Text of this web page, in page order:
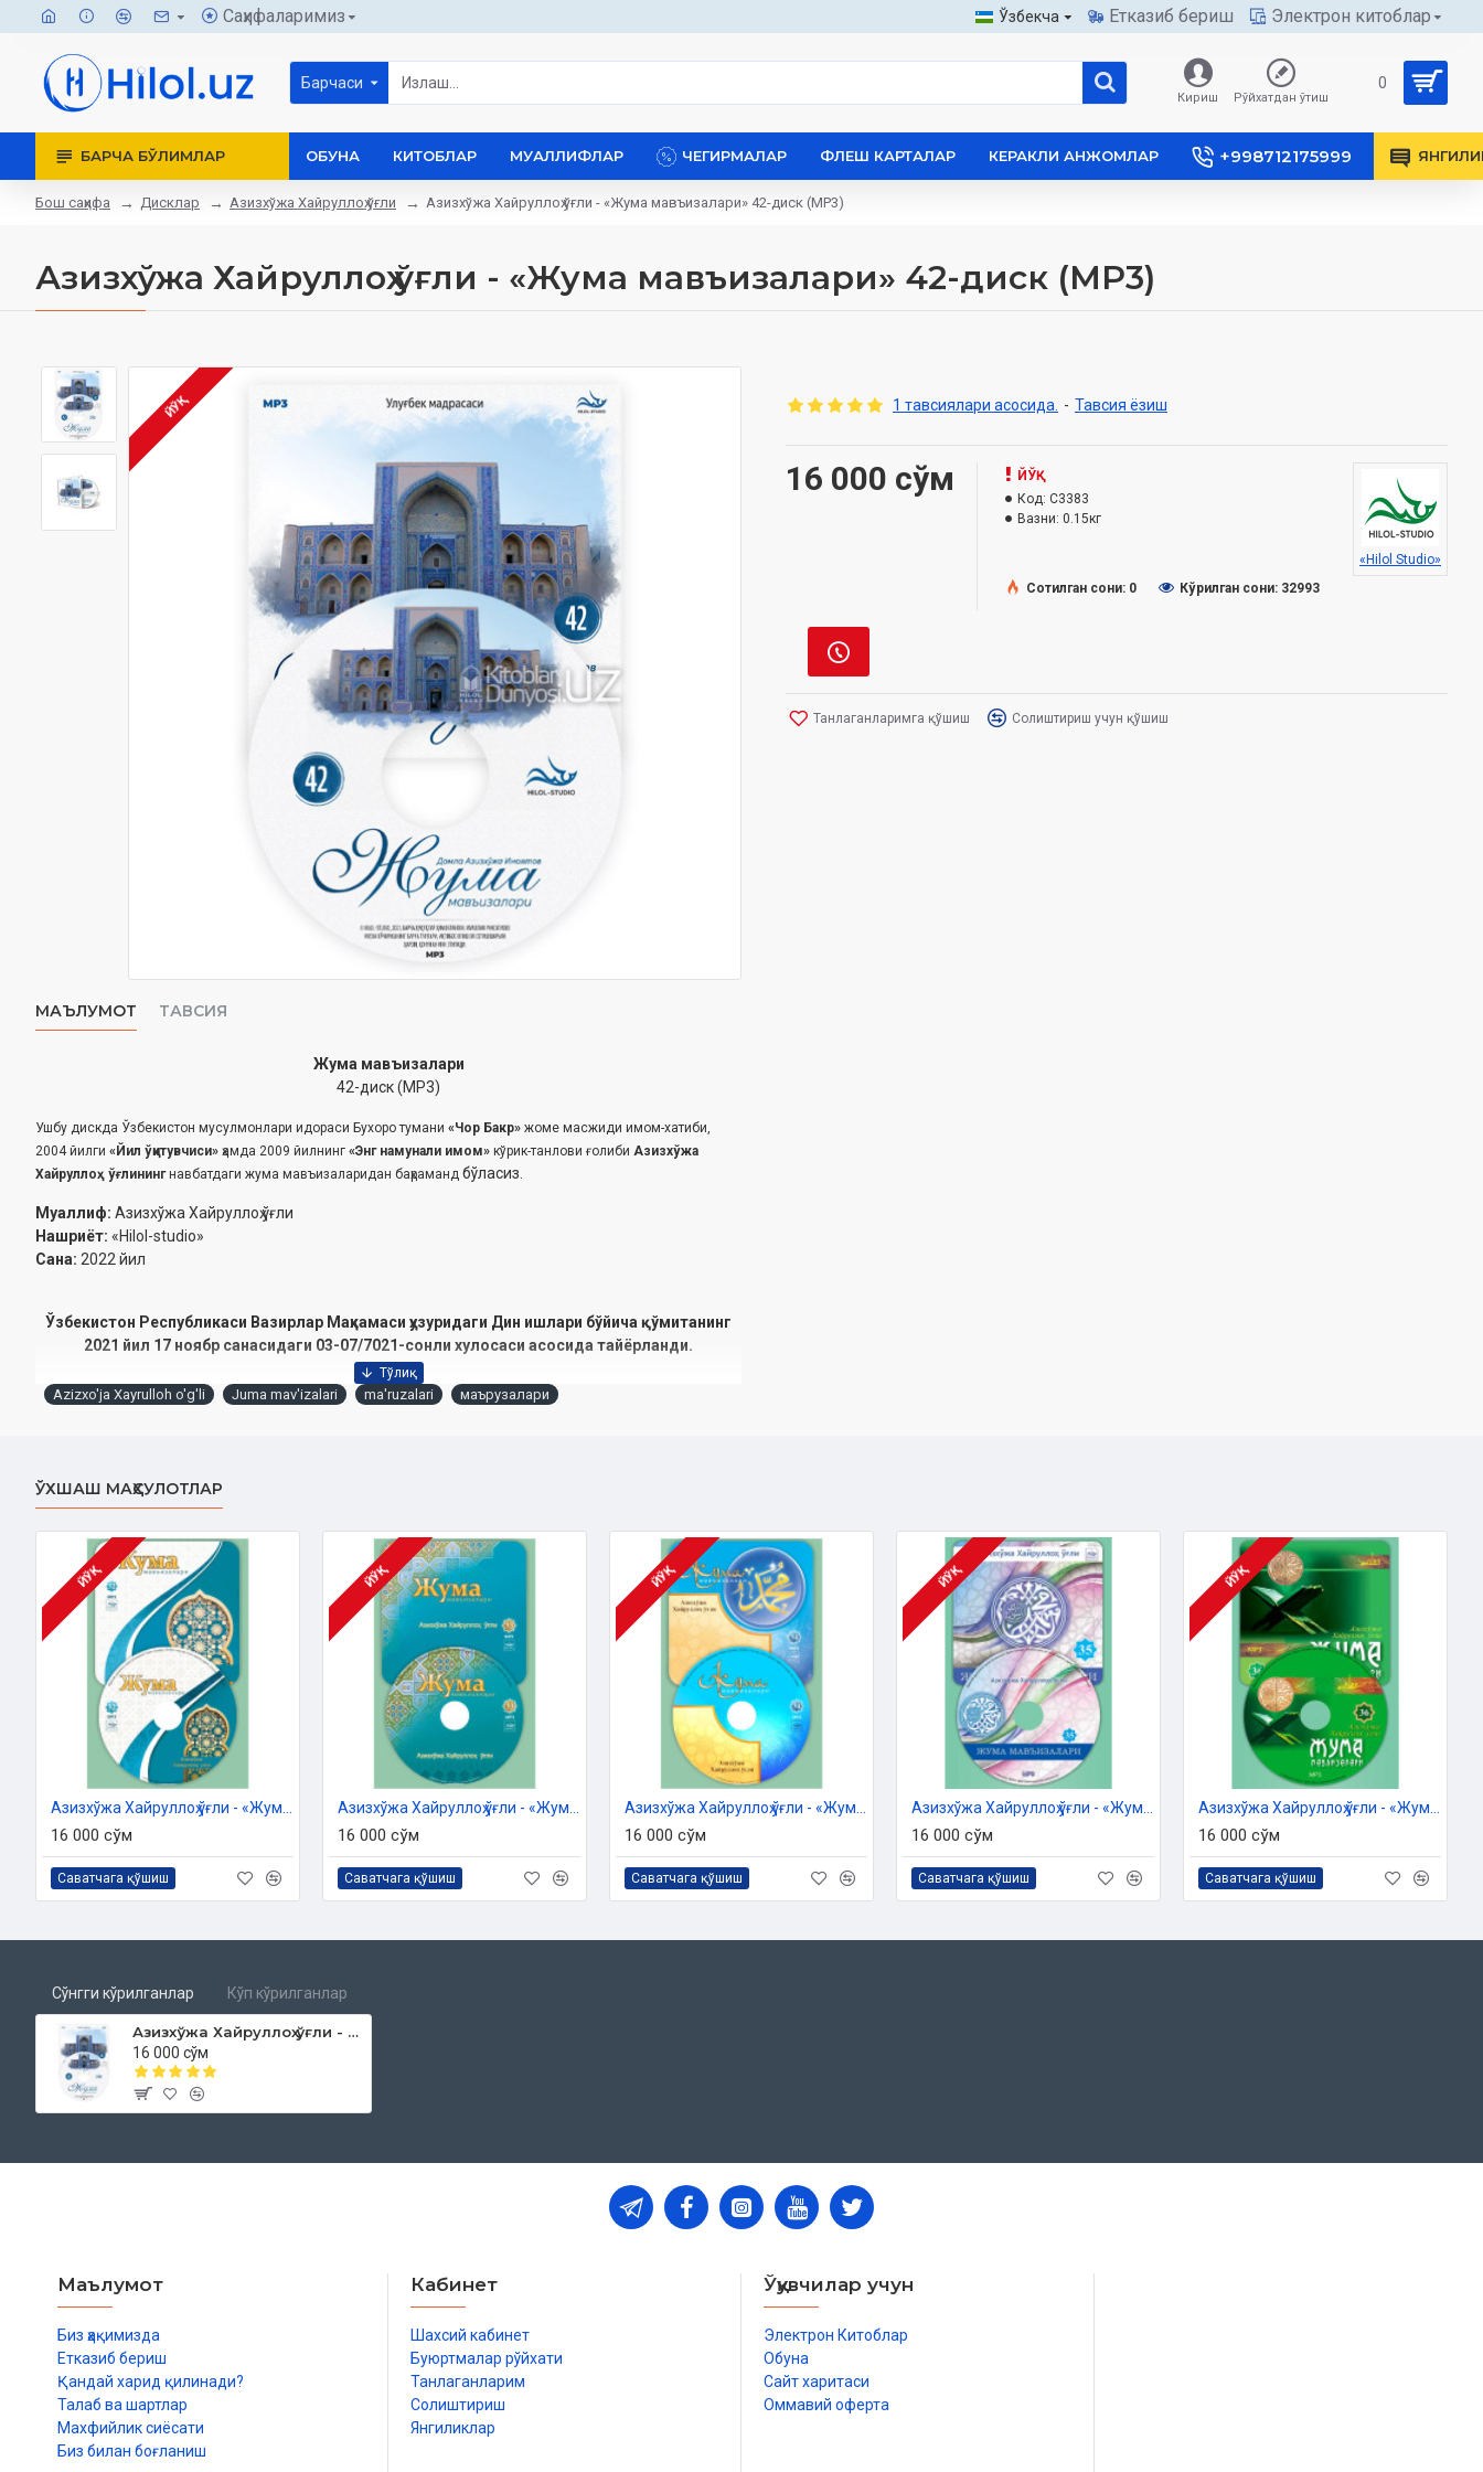
Саҳифаларимиз Ўзбекча Етказиб бериш Электрон китоблар
Барчаси
Кириш Рўйхатдан ўтиш
0
БАРЧА БЎЛИМЛАР ОБУНА КИТОБЛАР МУАЛЛИФЛАР ЧЕГИРМАЛАР ФЛЕШ КАРТАЛАР КЕРАКЛИ АНЖОМЛАР +998712175999
Бош саҳифа Дисклар Азизхўжа Хайруллоҳ ўғли Азизхўжа Хайруллоҳ ўғли - «Жума мавъизалари» 42-диск (МР3)
Азизхўжа Хайруллоҳ ўғли - «Жума мавъизалари» 42-диск (МР3)
ЙЎҚ
МАЪЛУМОТ ТАВСИЯ
Жума мавъизалари
42-диск (МР3)
Ушбу дискда Ўзбекистон мусулмонлари идораси Бухоро тумани «Чор Бакр» жоме масжиди имом-хатиби,
2004 йилги «Йил ўқитувчиси» ҳамда 2009 йилнинг «Энг намунали имом» кўрик-танлови ғолиби Азизхўжа
Хайруллоҳ ўғлинингнавбатдаги жума мавъизаларидан баҳраманд бўласиз.
Муаллиф: Азизхўжа Хайруллоҳ ўғли
Нашриёт: «Hilol-studio»
Сана: 2022 йил
Ўзбекистон Республикаси Вазирлар Маҳкамаси ҳузуридаги Дин ишлари ‎бўйича қўмитанинг
2021 йил 17 ноябр санасидаги 03-07/7021-сонли хулосаси асосида ‎тайёрланди.
Ушбу дискда қуйидаги мавъизалар ўрин олган
3. Элга хизмат - олий ҳиммат. Таҳоратнинг фазилати
4. Исломда мерос масаласи. Намоз аҳкомлари
6. Иймон асослари
7. Ижтимоий тармоқлардан фойдаланиш одоби
8. Ижтимоий ҳимояга муҳтожларга ғамхўрлик
9. Динимизда аёлнинг қадри
10. Алдов ва фирибгарлик – оғир гуноҳ
1 тавсиялари асосида. - Тавсия ёзиш
16 000 сўм
ЙЎҚ
Код: C3383
Вазни: 0.15кг
«Hilol Studio»
Сотилган сони: 0
Кўрилган сони: 32993
Танлаганларимга қўшиш Солиштириш учун қўшиш
Azizxo'ja Xayrulloh o'g'li Juma mav'izalari ma'ruzalari маърузалари
ЎХШАШ МАҲСУЛОТЛАР
ЙЎҚ
16 000 сўм
Саватчага қўшиш
ЙЎҚ
16 000 сўм
Саватчага қўшиш
ЙЎҚ
16 000 сўм
Саватчага қўшиш
ЙЎҚ
16 000 сўм
Саватчага қўшиш
ЙЎҚ
16 000 сўм
Саватчага қўшиш
Сўнгги кўрилганлар Кўп кўрилганлар
Азизхўжа Хайруллоҳ ўғли - «Жума мавъизалари» 42-диск (МР3)
16 000 сўм
Маълумот
Биз ҳақимизда
Етказиб бериш
Қандай харид қилинади?
Талаб ва шартлар
Махфийлик сиёсати
Биз билан боғланиш
Кабинет
Шахсий кабинет
Буюртмалар рўйхати
Танлаганларим
Солиштириш
Янгиликлар
Ўқувчилар учун
Электрон Китоблар
Обуна
Сайт харитаси
Оммавий оферта